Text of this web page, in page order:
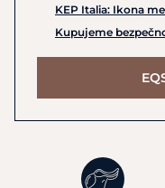
KEP Italia: Ikona
Kupujeme